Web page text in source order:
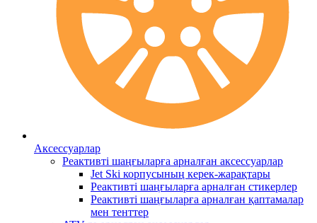
Аксессуарлар
Реактивті шаңғыларға арналған аксессуарлар
Jet Ski корпусының керек-жарақтары
Реактивті шаңғыларға арналған стикерлер
Реактивті шаңғыларға арналған қаптамалар
мен тенттер